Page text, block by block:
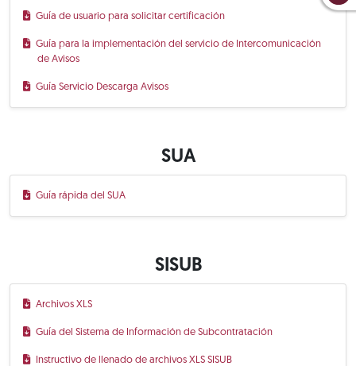
Guía de usuario para solicitar certificación
Guía para la implementación del servicio de Intercomunicación
de Avisos
Guía Servicio Descarga Avisos
SUA
Guía rápida del SUA
SISUB
Archivos XLS
Guía del Sistema de Información de Subcontratación
Instructivo de llenado de archivos XLS SISUB